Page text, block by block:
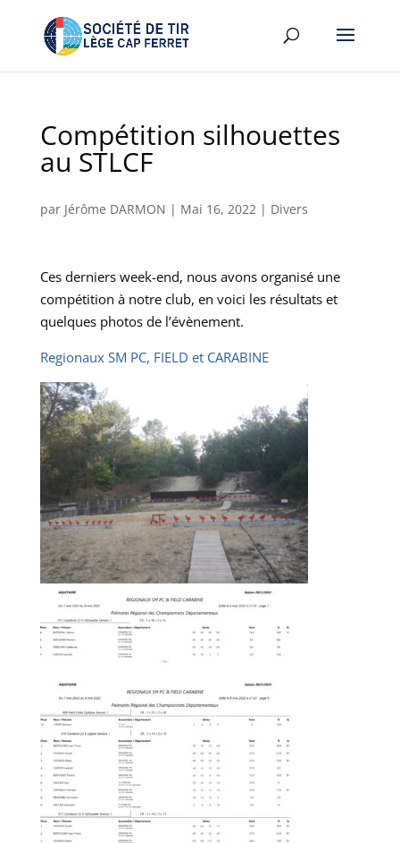
Compétition silhouettes
au STLCF
par Jérôme DARMON | Mai 16, 2022| Divers
Ces derniers week-end, nous avons organisé une
compétition à notre club, en voici les résultats et
quelques photos de l’évènement.
Regionaux SM PC, FIELD et CARABINE